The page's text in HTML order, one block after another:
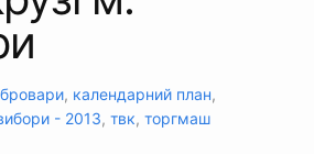
бровари, календарний план,
- 2013, твк, торгмаш